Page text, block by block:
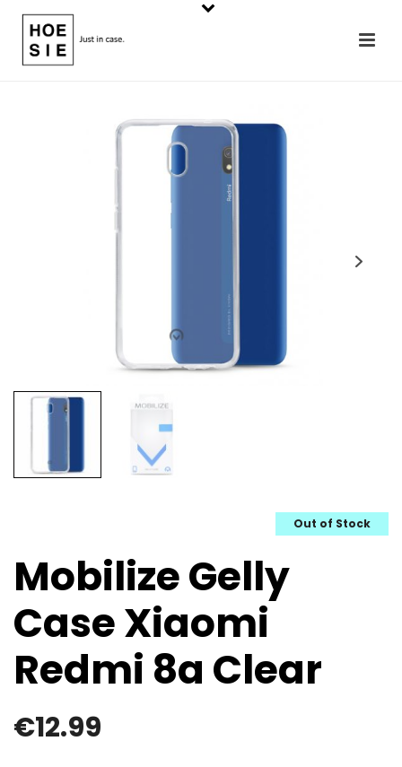
Out of Stock
Mobilize Gelly
Case Xiaomi
Redmi 8a Clear
€12.99